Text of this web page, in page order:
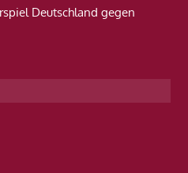
Deutschland gegen